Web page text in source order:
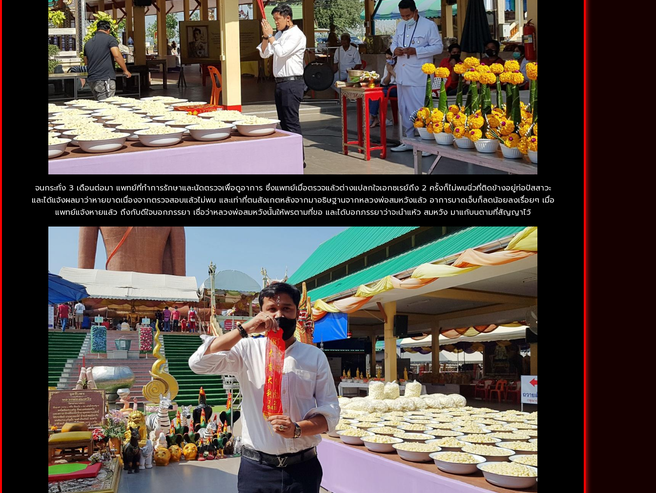
จนกระทั่ง 3 เดือนต่อมา แพทย์ที่ทำการรักษาและนัดตรวจเพื่อดูอาการ ซึ่งแพทย์เมื่อตรวจแล้วต่างแปลกใจเอกซเรย์ถึง 2 ครั้งก็ไม่พบนิ่วที่ติดข้างอยู่ท่อปัสสาวะ
และได้แจ้งผลมาว่าหายขาดเนื่องจากตรวจสอบแล้วไม่พบ และเท่าที่ตนสังเกตหลังจากมาอธิษฐานจากหลวงพ่อสมหวังแล้ว อาการบาดเจ็บก็ลดน้อยลงเรื่อยๆ เมื่อ
แพทย์แจ้งหายแล้ว ถึงกับดีใจบอกภรรยา เชื่อว่าหลวงพ่อสมหวังนั้นให้พรตามที่ขอ และได้บอกภรรยาว่าจะนำแห้ว สมหวัง มาแก้บนตามที่สัญญาไว้